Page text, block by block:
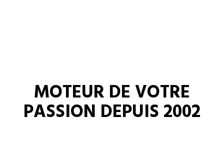
MOTEUR DE VOTRE
PASSION DEPUIS 2002